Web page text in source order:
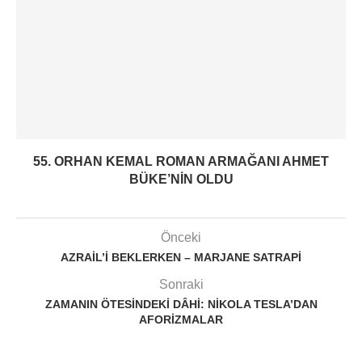
55. ORHAN KEMAL ROMAN ARMAĞANI AHMET
BÜKE’NIN OLDU
Önceki
AZRAIL’I BEKLERKEN – MARJANE SATRAPI
Sonraki
ZAMANIN ÖTESINDEKI DÂHI: NIKOLA TESLA’DAN
AFORIZMALAR